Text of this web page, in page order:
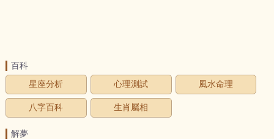
百科
星座分析
心理測試 風水命理
八字百科 生肖屬相
解夢